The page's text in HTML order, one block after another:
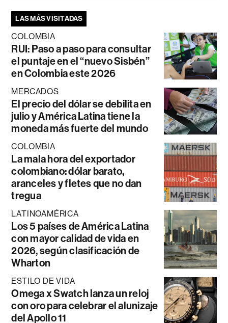
LAS MÁS VISITADAS
COLOMBIA
RUI: Paso a paso para consultar
el puntaje en el “nuevo Sisbén”
en Colombia este 2026
MERCADOS
El precio del dólar se debilita en
julio y América Latina tiene la
moneda más fuerte del mundo
COLOMBIA
La mala hora del exportador
colombiano: dólar barato,
aranceles y fletes que no dan
tregua
LATINOAMÉRICA
Los 5 países de América Latina
con mayor calidad de vida en
2026, según clasificación de
Wharton
ESTILO DE VIDA
Omega x Swatch lanza un reloj
con oro para celebrar el alunizaje
del Apollo 11